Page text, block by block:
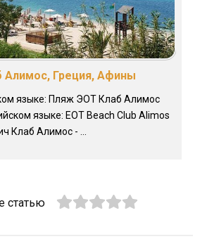
Греция, Афины
языке: Пляж ЭОТ Клаб Алимос
языке: EOT Beach Club Alimos
Клаб Алимос - ...
статью